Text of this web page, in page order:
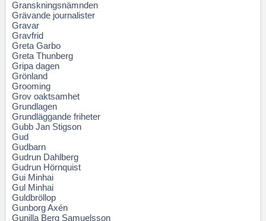
Granskningsnämnden
Grävande journalister
Gravar
Gravfrid
Greta Garbo
Greta Thunberg
Gripa dagen
Grönland
Grooming
Grov oaktsamhet
Grundlagen
Grundläggande friheter
Gubb Jan Stigson
Gud
Gudbarn
Gudrun Dahlberg
Gudrun Hörnquist
Gui Minhai
Gul Minhai
Guldbröllop
Gunborg Axén
Gunilla Berg Samuelsson